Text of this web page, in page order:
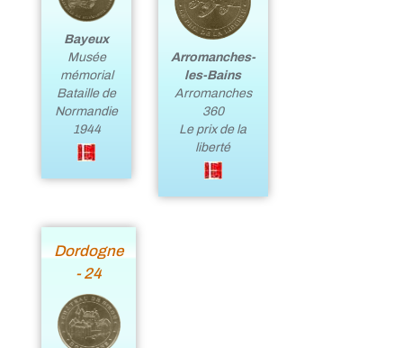
Bayeux
Musée
mémorial
Bataille de
Normandie
1944
Arromanches-
les-Bains
Arromanches
360
Le prix de la
liberté
Dordogne
- 24